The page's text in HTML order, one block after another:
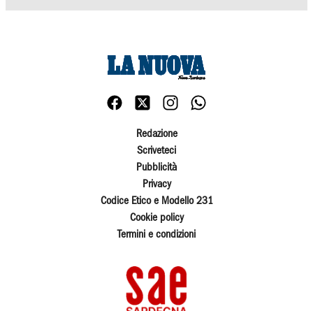
Redazione
Scriveteci
Pubblicità
Privacy
Codice Etico e Modello 231
Cookie policy
Termini e condizioni